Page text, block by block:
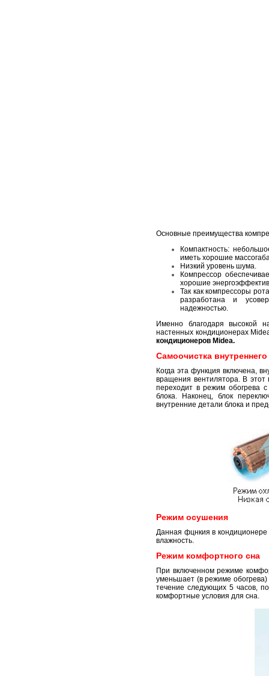
Основные преимущества
Компактность:
иметь хорошие
Низкий уровень шума.
Компрессор
хорошие
Так как компрессоры
разработана и
надежностью.
Именно благодаря высокой
настенных кондиционерах
кондиционеров Midea.
Самоочистка
Когда эта функция включена,
вращения вентилятора. В этот
переходит в режим обогрева
блока. Наконец, блок
внутренние детали блока и
Режим осушения
Данная фцнкия в
влажность.
Режим комфортного сна
При включенном режиме
уменьшает (в режиме
течение следующих 5 часов,
комфортные условия для сна.